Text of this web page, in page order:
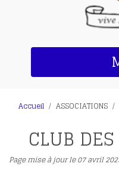
Accueil ASSOCIATIONS
CLUB
Page mise à jour le 07 avril